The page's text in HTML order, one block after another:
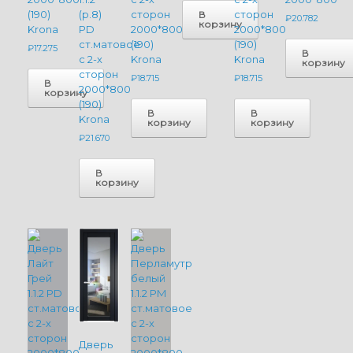
(190)
Krona
₽17.275
В
корзину
(р.8)
PD
ст.матовое
с 2-х
сторон
2000*800
(190)
Krona
₽21.670
В
корзину
сторон
2000*800
(190)
Krona
₽18.715
В
корзину
В
корзину
сторон
2000*800
(190)
Krona
₽18.715
В
корзину
₽20.782
В
корзину
Дверь